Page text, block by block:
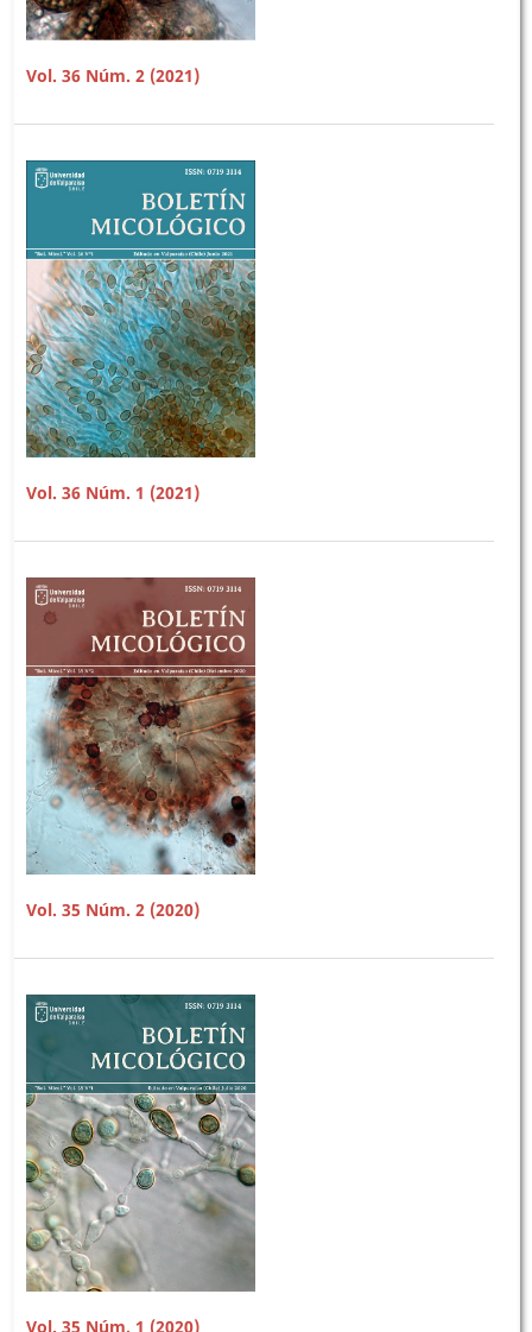
Vol. 36 Núm. 2 (2021)
Vol. 36 Núm. 1 (2021)
Vol. 35 Núm. 2 (2020)
Vol. 35 Núm. 1 (2020)